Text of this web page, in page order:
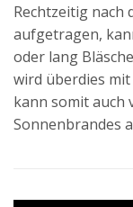
Rechtzeitig nach
aufgetragen,
oder lang
wird überdies
kann somit auch
Sonnenbrandes